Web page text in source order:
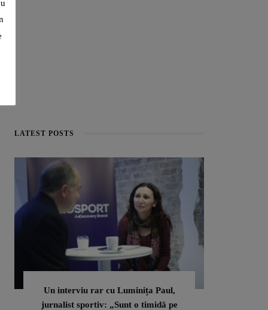
LATEST POSTS
Un interviu rar cu Luminița Paul,
jurnalist sportiv: „Sunt o timidă pe